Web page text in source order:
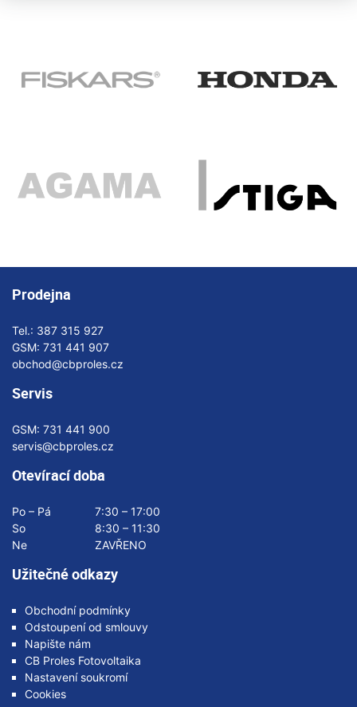
Prodejna
Tel.: 387 315 927
GSM: 731 441 907
obchod@cbproles.cz
Servis
GSM: 731 441 900
servis@cbproles.cz
Otevírací doba
Po – Pá
7:30 – 17:00
So
8:30 – 11:30
Ne
ZAVŘENO
Užitečné odkazy
Obchodní podmínky
Odstoupení od smlouvy
Napište nám
CB Proles Fotovoltaika
Nastavení soukromí
Cookies